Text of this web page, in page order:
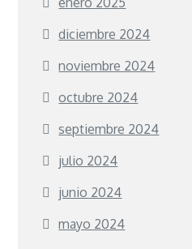
diciembre 2024
noviembre 2024
octubre 2024
septiembre 2024
julio 2024
junio 2024
mayo 2024